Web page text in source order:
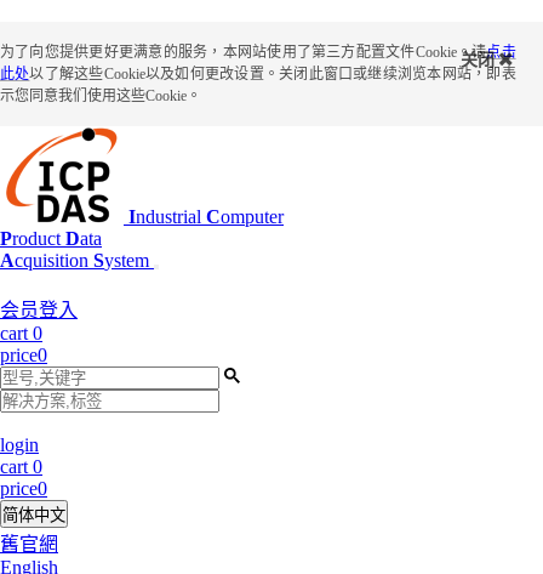
为了向您提供更好更满意的服务，本网站使用了第三方配置文件Cookie。请点击
此处以了解这些Cookie以及如何更改设置。关闭此窗口或继续浏览本网站，即表
示您同意我们使用这些Cookie。
关闭
Industrial Computer
Product Data
Acquisition System
会员登入
cart 0
price0
login
cart 0
price0
简体中文
舊官網
English